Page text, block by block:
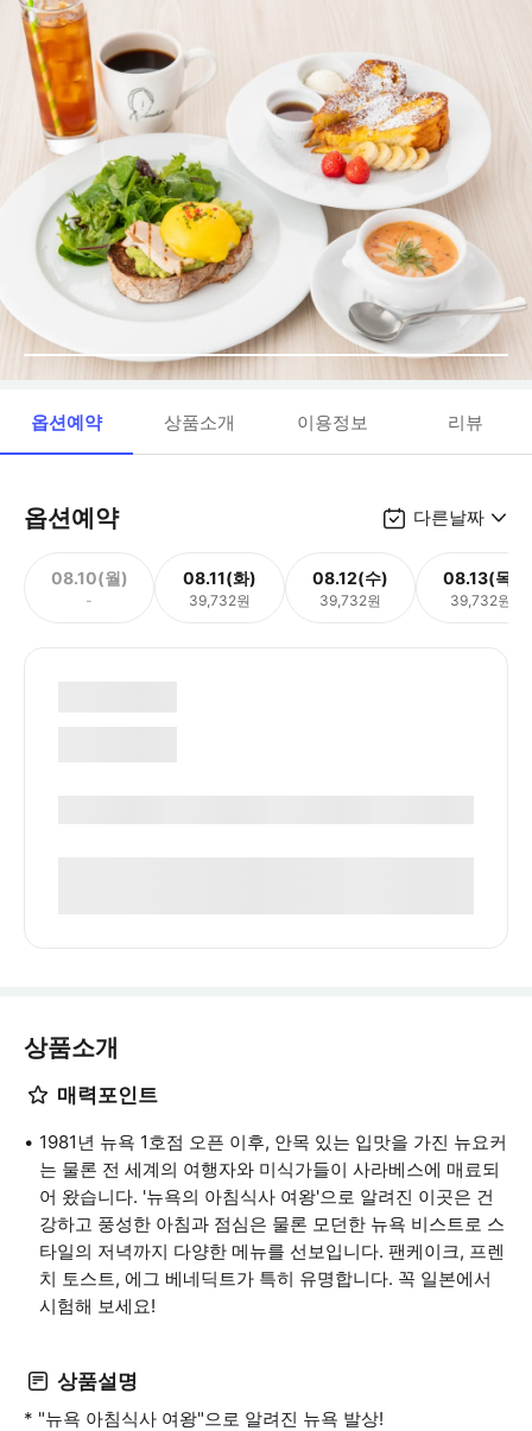
옵션예약 상품소개 이용정보 리뷰
옵션예약 다른날짜
08.10(월)
-
08.11(화)
39,732원
08.12(수)
39,732원
08.13(목)
39,732원
상품소개
매력포인트
1981년 뉴욕 1호점 오픈 이후, 안목 있는 입맛을 가진 뉴요커
는 물론 전 세계의 여행자와 미식가들이 사라베스에 매료되
어 왔습니다. '뉴욕의 아침식사 여왕'으로 알려진 이곳은 건
강하고 풍성한 아침과 점심은 물론 모던한 뉴욕 비스트로 스
타일의 저녁까지 다양한 메뉴를 선보입니다. 팬케이크, 프렌
치 토스트, 에그 베네딕트가 특히 유명합니다. 꼭 일본에서
시험해 보세요!
상품설명
* "뉴욕 아침식사 여왕"으로 알려진 뉴욕 발상!